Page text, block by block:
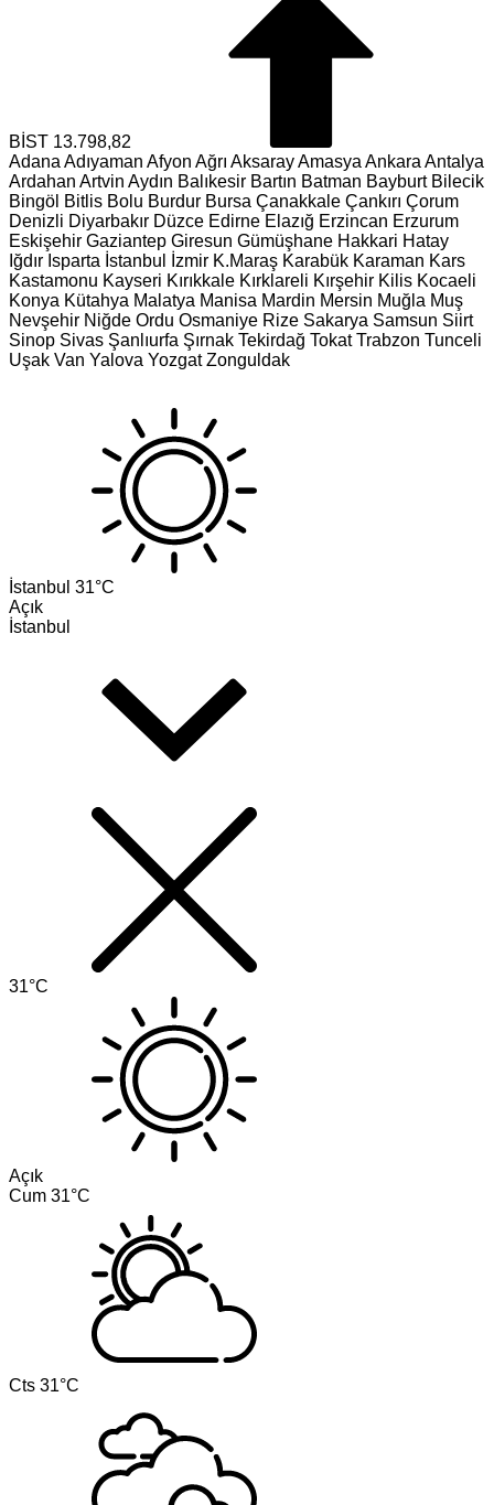
BİST 13.798,82
Adana Adıyaman Afyon Ağrı AksarayAmasya Ankara Antalya
Ardahan Artvin Aydın Balıkesir Bartın Batman Bayburt Bilecik
Bingöl Bitlis Bolu Burdur Bursa Çanakkale Çankırı Çorum
Denizli Diyarbakır Düzce Edirne Elazığ Erzincan Erzurum
Eskişehir Gaziantep Giresun Gümüşhane Hakkari Hatay
Iğdır Isparta İstanbul İzmir K.Maraş Karabük Karaman Kars
Kastamonu Kayseri Kırıkkale Kırklareli Kırşehir Kilis Kocaeli
Konya Kütahya Malatya Manisa Mardin Mersin Muğla Muş
Nevşehir Niğde Ordu Osmaniye Rize Sakarya Samsun Siirt
Sinop Sivas Şanlıurfa Şırnak Tekirdağ Tokat Trabzon Tunceli
Uşak Van Yalova Yozgat Zonguldak
İstanbul 31°C
Açık
İstanbul
31°C
Açık
Cum 31°C
Cts 31°C